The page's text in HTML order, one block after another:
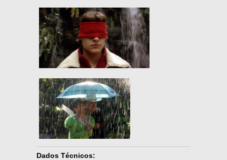
Dados Técnicos: